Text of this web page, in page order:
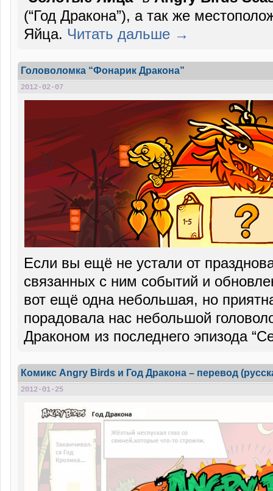
(“Год Дракона”), а так же
Яйца. Читать дальше →
Головоломка “Фонарик Дракона”
2012-02-07
Если вы ещё не устали от
связанных с ним событий и
вот ещё одна небольшая, но
порадовала нас небольшой
Драконом из последнего эпизода
Комикс Angry Birds и Год Дракона – перевод
2012-01-25